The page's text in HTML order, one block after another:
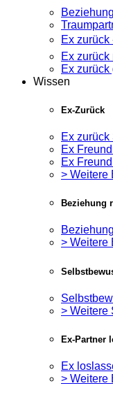
Ex
Ex zurück
Ex
Wissen
Ex-Zurück
Ex zurück
Ex
Ex
> Weitere
Beziehung
> Weitere
> Weitere
Ex-Partner
Ex
> Weitere